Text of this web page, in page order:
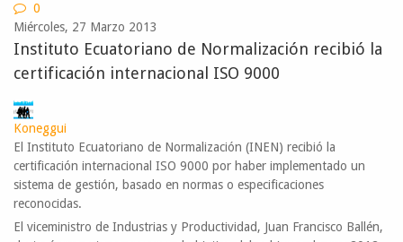
0
Miércoles, 27 Marzo 2013
Instituto Ecuatoriano de Normalización recibió la
certificación internacional ISO 9000
Koneggui
El Instituto Ecuatoriano de Normalización (INEN) recibió la
certificación internacional ISO 9000 por haber implementado un
sistema de gestión, basado en normas o especificaciones
reconocidas.
El viceministro de Industrias y Productividad, Juan Francisco Ballén,